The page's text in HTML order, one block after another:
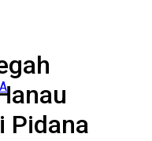
Pidana